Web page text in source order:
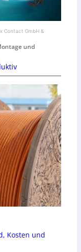
Contact GmbH &
und
Kosten und